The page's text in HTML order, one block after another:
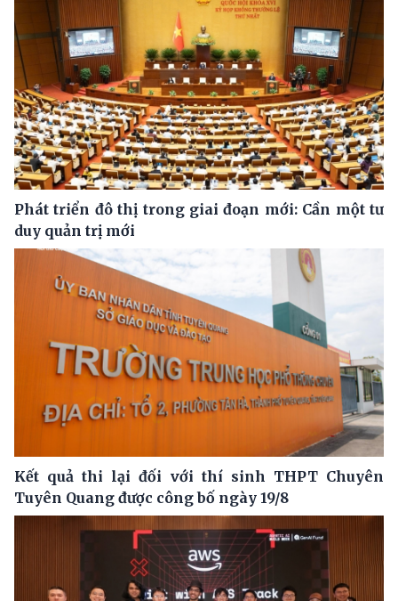
Phát triển đô thị trong giai đoạn mới: Cần một tư
duy quản trị mới
Kết quả thi lại đối với thí sinh THPT Chuyên
Tuyên Quang được công bố ngày 19/8